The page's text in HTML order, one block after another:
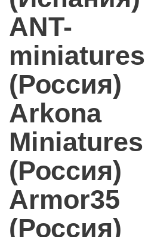
ANT-
miniatures
(Россия)
Arkona
Miniatures
(Россия)
Armor35
(Россия)